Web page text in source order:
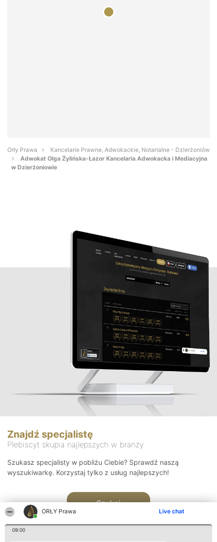
ORŁY Prawa Live chat
09:00
Orły Prawa
Kancelarie Prawne, Adwokackie, Notarialne - Dzierżoniów
Adwokat Olga Żylińska-Łazor Kancelaria Adwokacka i Mediacyjna
w Dzierżoniowie
Znajdź specjalistę
Plebiscyt skupia najlepszych w branży
Szukasz specjalisty w pobliżu Ciebie? Sprawdź naszą
wyszukiwarkę. Korzystaj tylko z usług najlepszych!
Szukaj